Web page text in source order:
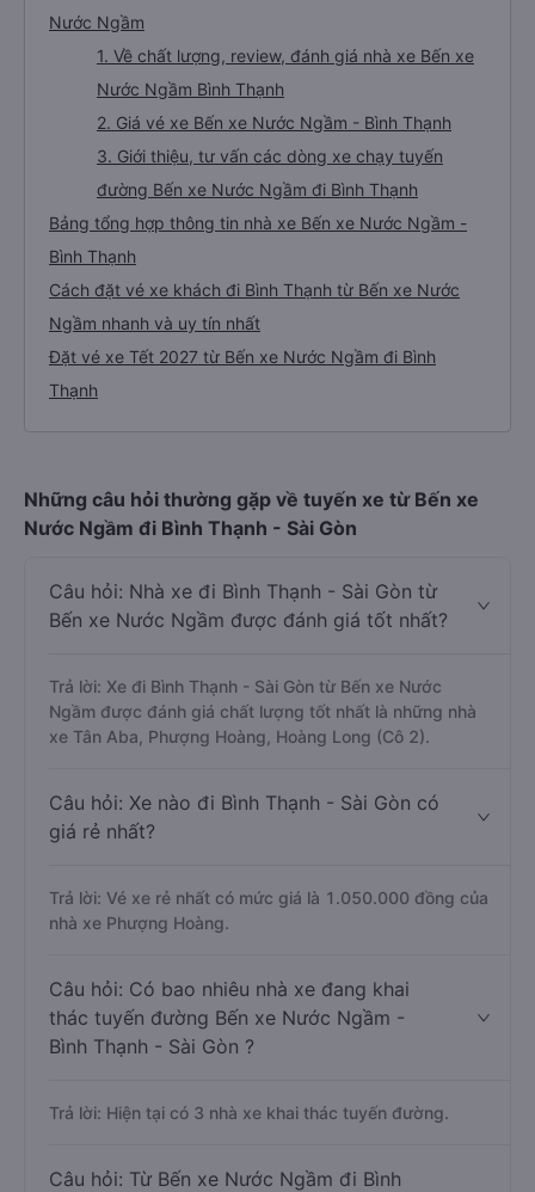
Nước Ngầm
1. Về chất lượng, review, đánh giá nhà xe Bến xe
Nước Ngầm Bình Thạnh
2. Giá vé xe Bến xe Nước Ngầm - Bình Thạnh
3. Giới thiệu, tư vấn các dòng xe chạy tuyến
đường Bến xe Nước Ngầm đi Bình Thạnh
Bảng tổng hợp thông tin nhà xe Bến xe Nước Ngầm -
Bình Thạnh
Cách đặt vé xe khách đi Bình Thạnh từ Bến xe Nước
Ngầm nhanh và uy tín nhất
Đặt vé xe Tết 2027 từ Bến xe Nước Ngầm đi Bình
Thạnh
Những câu hỏi thường gặp về tuyến xe từ Bến xe
Nước Ngầm đi Bình Thạnh - Sài Gòn
Câu hỏi: Nhà xe đi Bình Thạnh - Sài Gòn từ
Bến xe Nước Ngầm được đánh giá tốt nhất?
Trả lời: Xe đi Bình Thạnh - Sài Gòn từ Bến xe Nước
Ngầm được đánh giá chất lượng tốt nhất là những nhà
xe Tân Aba, Phượng Hoàng, Hoàng Long (Cô 2).
Câu hỏi: Xe nào đi Bình Thạnh - Sài Gòn có
giá rẻ nhất?
Trả lời: Vé xe rẻ nhất có mức giá là 1.050.000 đồng của
nhà xe Phượng Hoàng.
Câu hỏi: Có bao nhiêu nhà xe đang khai
thác tuyến đường Bến xe Nước Ngầm -
Bình Thạnh - Sài Gòn ?
Trả lời: Hiện tại có 3 nhà xe khai thác tuyến đường.
Câu hỏi: Từ Bến xe Nước Ngầm đi Bình